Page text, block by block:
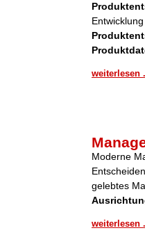
weiterlesen
Moderne
gelebtes
weiterlesen